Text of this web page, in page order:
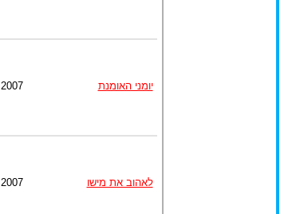
יומני האומנת 2007
לאהוב את מישו 2007